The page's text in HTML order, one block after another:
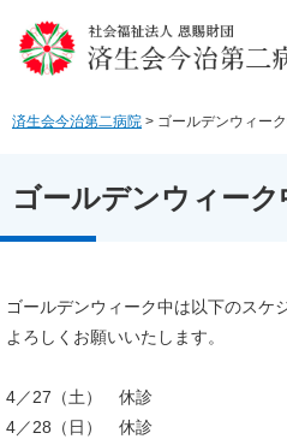
先
す
。
を
し
て
本
済生会今治第二病院 > ゴールデンウィー
ゴールデンウィー
ゴールデンウィーク中は以下のスケ
よろしくお願いいたします。
4／27（土） 休診
4／28（日） 休診